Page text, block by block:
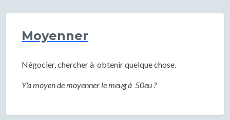
Moyenner
Négocier, chercher à obtenir quelque chose.
Y'a moyen de moyenner le meug à 50eu ?